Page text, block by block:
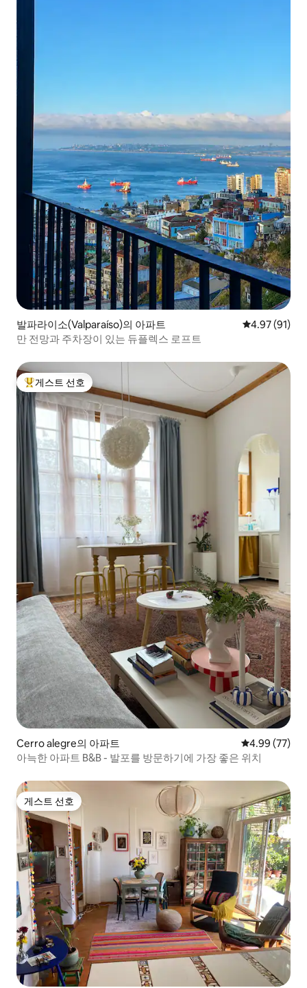
발파라이소(Valparaíso)의 아파트 평점 4.97점
4.97 (91)
만 전망과 주차장이 있는 듀플렉스 로프트
상위 게스트 선호
게스트 선호
Cerro alegre의 아파트 평점 4.99점(5
4.99 (77)
아늑한 아파트 B&B - 발포를 방문하기에 가장 좋은 위치
게스트 선호
게스트 선호